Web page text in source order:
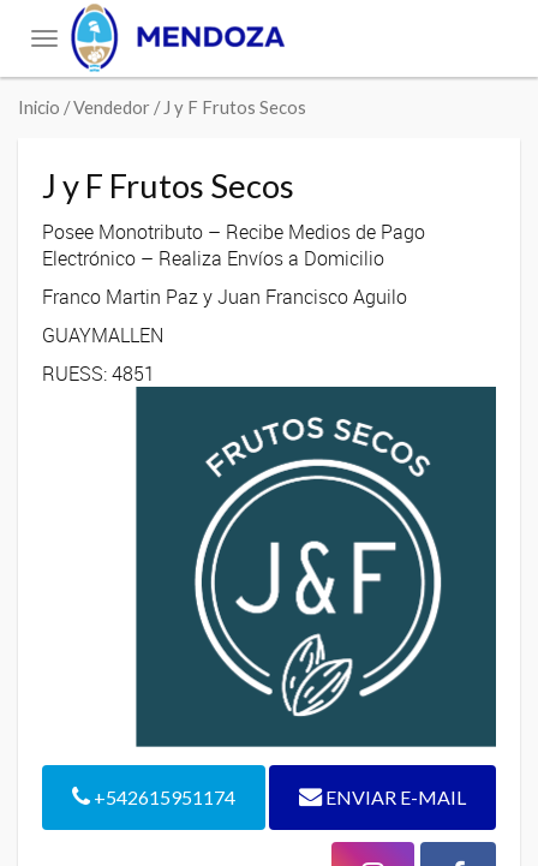
Toggle
navigation
Inicio / Vendedor / J y F Frutos Secos
J y F Frutos Secos
Posee Monotributo – Recibe Medios de Pago
Electrónico – Realiza Envíos a Domicilio
Franco Martin Paz y Juan Francisco Aguilo
GUAYMALLEN
RUESS: 4851
+542615951174 ENVIAR E-MAIL